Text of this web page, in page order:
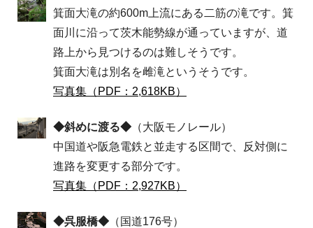
箕面大滝の約600m上流にある二筋の滝です。箕
面川に沿って茨木能勢線が通っていますが、道
路上から見つけるのは難しそうです。
箕面大滝は別名を雌滝というそうです。
写真集（PDF：2,618KB）
◆斜めに渡る◆ （大阪モノレール）
中国道や阪急電鉄と並走する区間で、反対側に
進路を変更する部分です。
写真集（PDF：2,927KB）
◆呉服橋◆ （国道176号）